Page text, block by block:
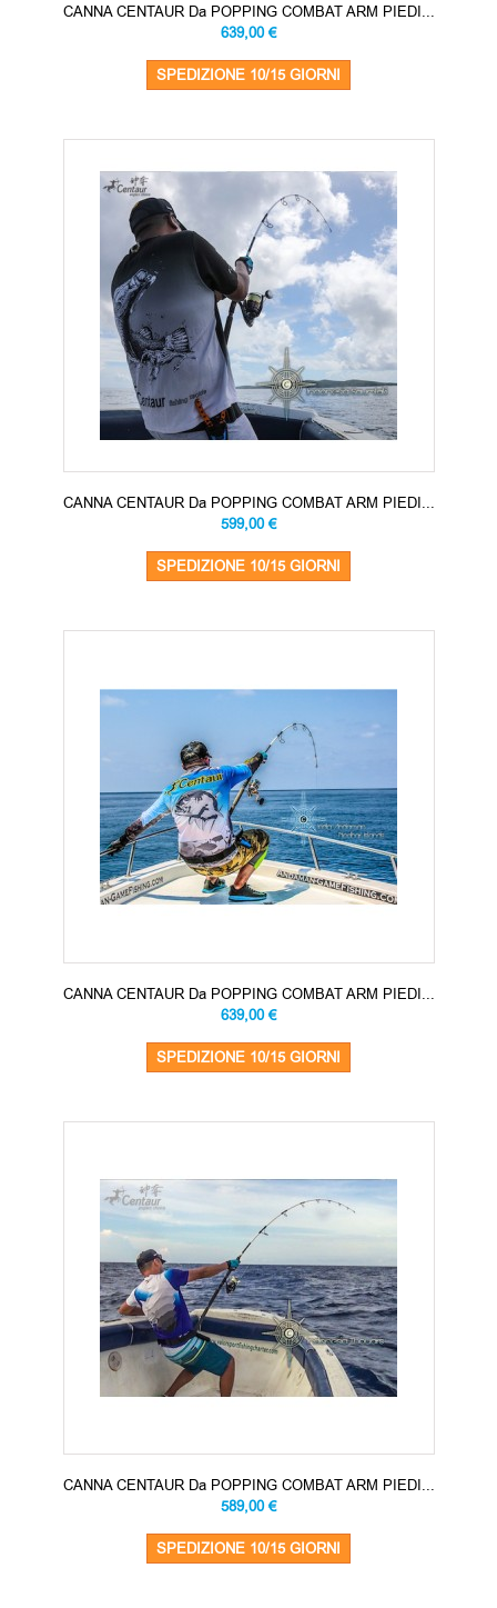
CANNA CENTAUR Da POPPING COMBAT ARM PIEDI...
639,00 €
SPEDIZIONE 10/15 GIORNI
CANNA CENTAUR Da POPPING COMBAT ARM PIEDI...
599,00 €
SPEDIZIONE 10/15 GIORNI
CANNA CENTAUR Da POPPING COMBAT ARM PIEDI...
639,00 €
SPEDIZIONE 10/15 GIORNI
CANNA CENTAUR Da POPPING COMBAT ARM PIEDI...
589,00 €
SPEDIZIONE 10/15 GIORNI